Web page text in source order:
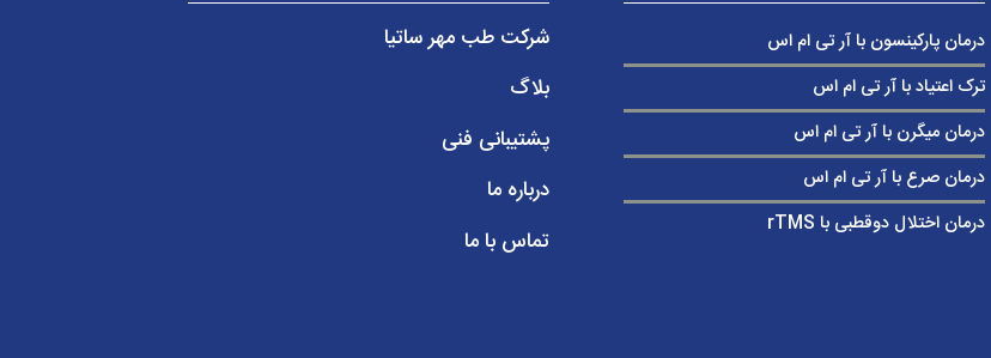
درمان پارکینسون با آر تی ام اس
ترک اعتیاد با آر تی ام اس
درمان میگرن با آر تی ام اس
درمان صرع با آر تی ام اس
درمان اختلال دوقطبی با rTMS
شرکت طب مهر ساتیا
بلاگ
پشتیبانی فنی
درباره ما
تماس با ما